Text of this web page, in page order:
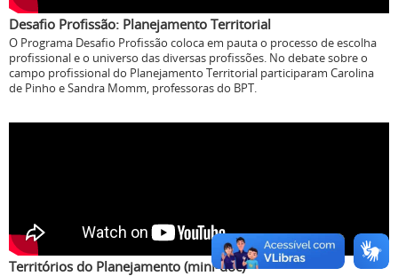
Desafio Profissão: Planejamento Territorial
O Programa Desafio Profissão coloca em pauta o processo de escolha
profissional e o universo das diversas profissões. No debate sobre o
campo profissional do Planejamento Territorial participaram Carolina
de Pinho e Sandra Momm, professoras do BPT.
Territórios do Planejamento (mini-doc)